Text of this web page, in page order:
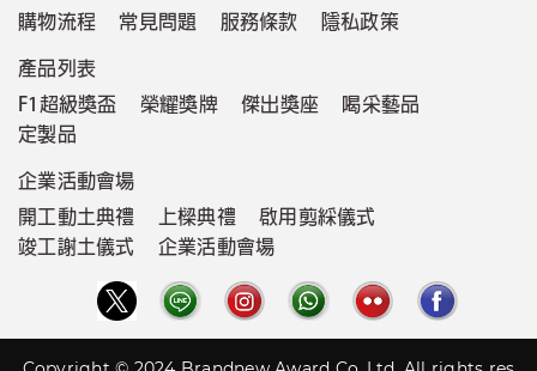
購物流程
常見問題 服務條款 隱私政策
產品列表
F1超級獎盃
榮耀獎牌 傑出獎座
喝采藝品
定製品
企業活動會場
開工動土典禮
上樑典禮
啟用剪綵儀式
竣工謝土儀式
企業活動會場